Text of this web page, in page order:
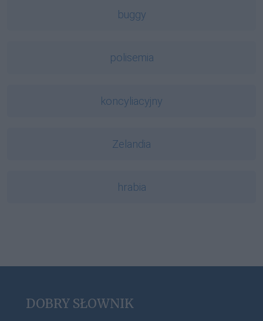
buggy
polisemia
koncyliacyjny
Zelandia
hrabia
DOBRY SŁOWNIK